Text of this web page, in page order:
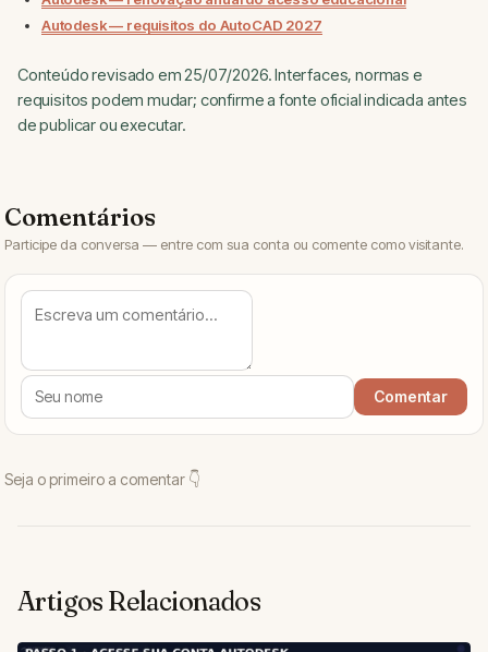
Autodesk — requisitos do AutoCAD 2027
Conteúdo revisado em 25/07/2026. Interfaces, normas e
requisitos podem mudar; confirme a fonte oficial indicada antes
de publicar ou executar.
Artigos Relacionados